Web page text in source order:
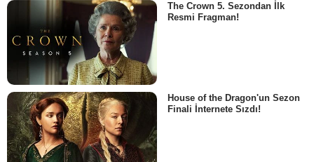
The Crown 5. Sezondan İlk
Resmi Fragman!
House of the Dragon'un Sezon
Finali İnternete Sızdı!